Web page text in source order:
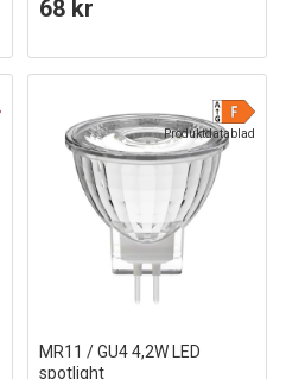
68 kr
Produktdatablad
MR11 / GU4 4,2W LED
spotlight